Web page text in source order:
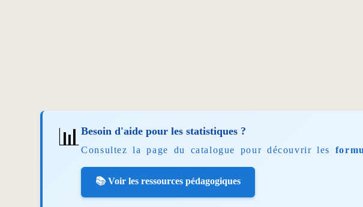
📊Besoin d'aide pour les statistiques ?
Consultez la page du catalogue pour découvrir les
📚 Voir les ressources pédagogiques